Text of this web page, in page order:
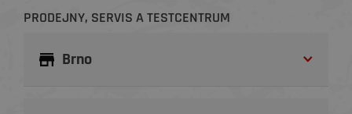
PRODEJNY, SERVIS A TESTCENTRUM
Brno